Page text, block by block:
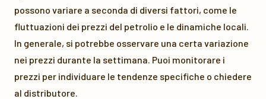
possono variare a seconda di diversi fattori, come le
fluttuazioni dei prezzi del petrolio e le dinamiche locali.
In generale, si potrebbe osservare una certa variazione
nei prezzi durante la settimana. Puoi monitorare i
prezzi per individuare le tendenze specifiche o chiedere
al distributore.